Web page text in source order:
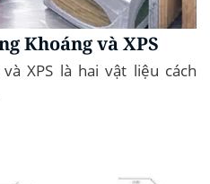
Khoáng và XPS
XPS là hai vật liệu cách